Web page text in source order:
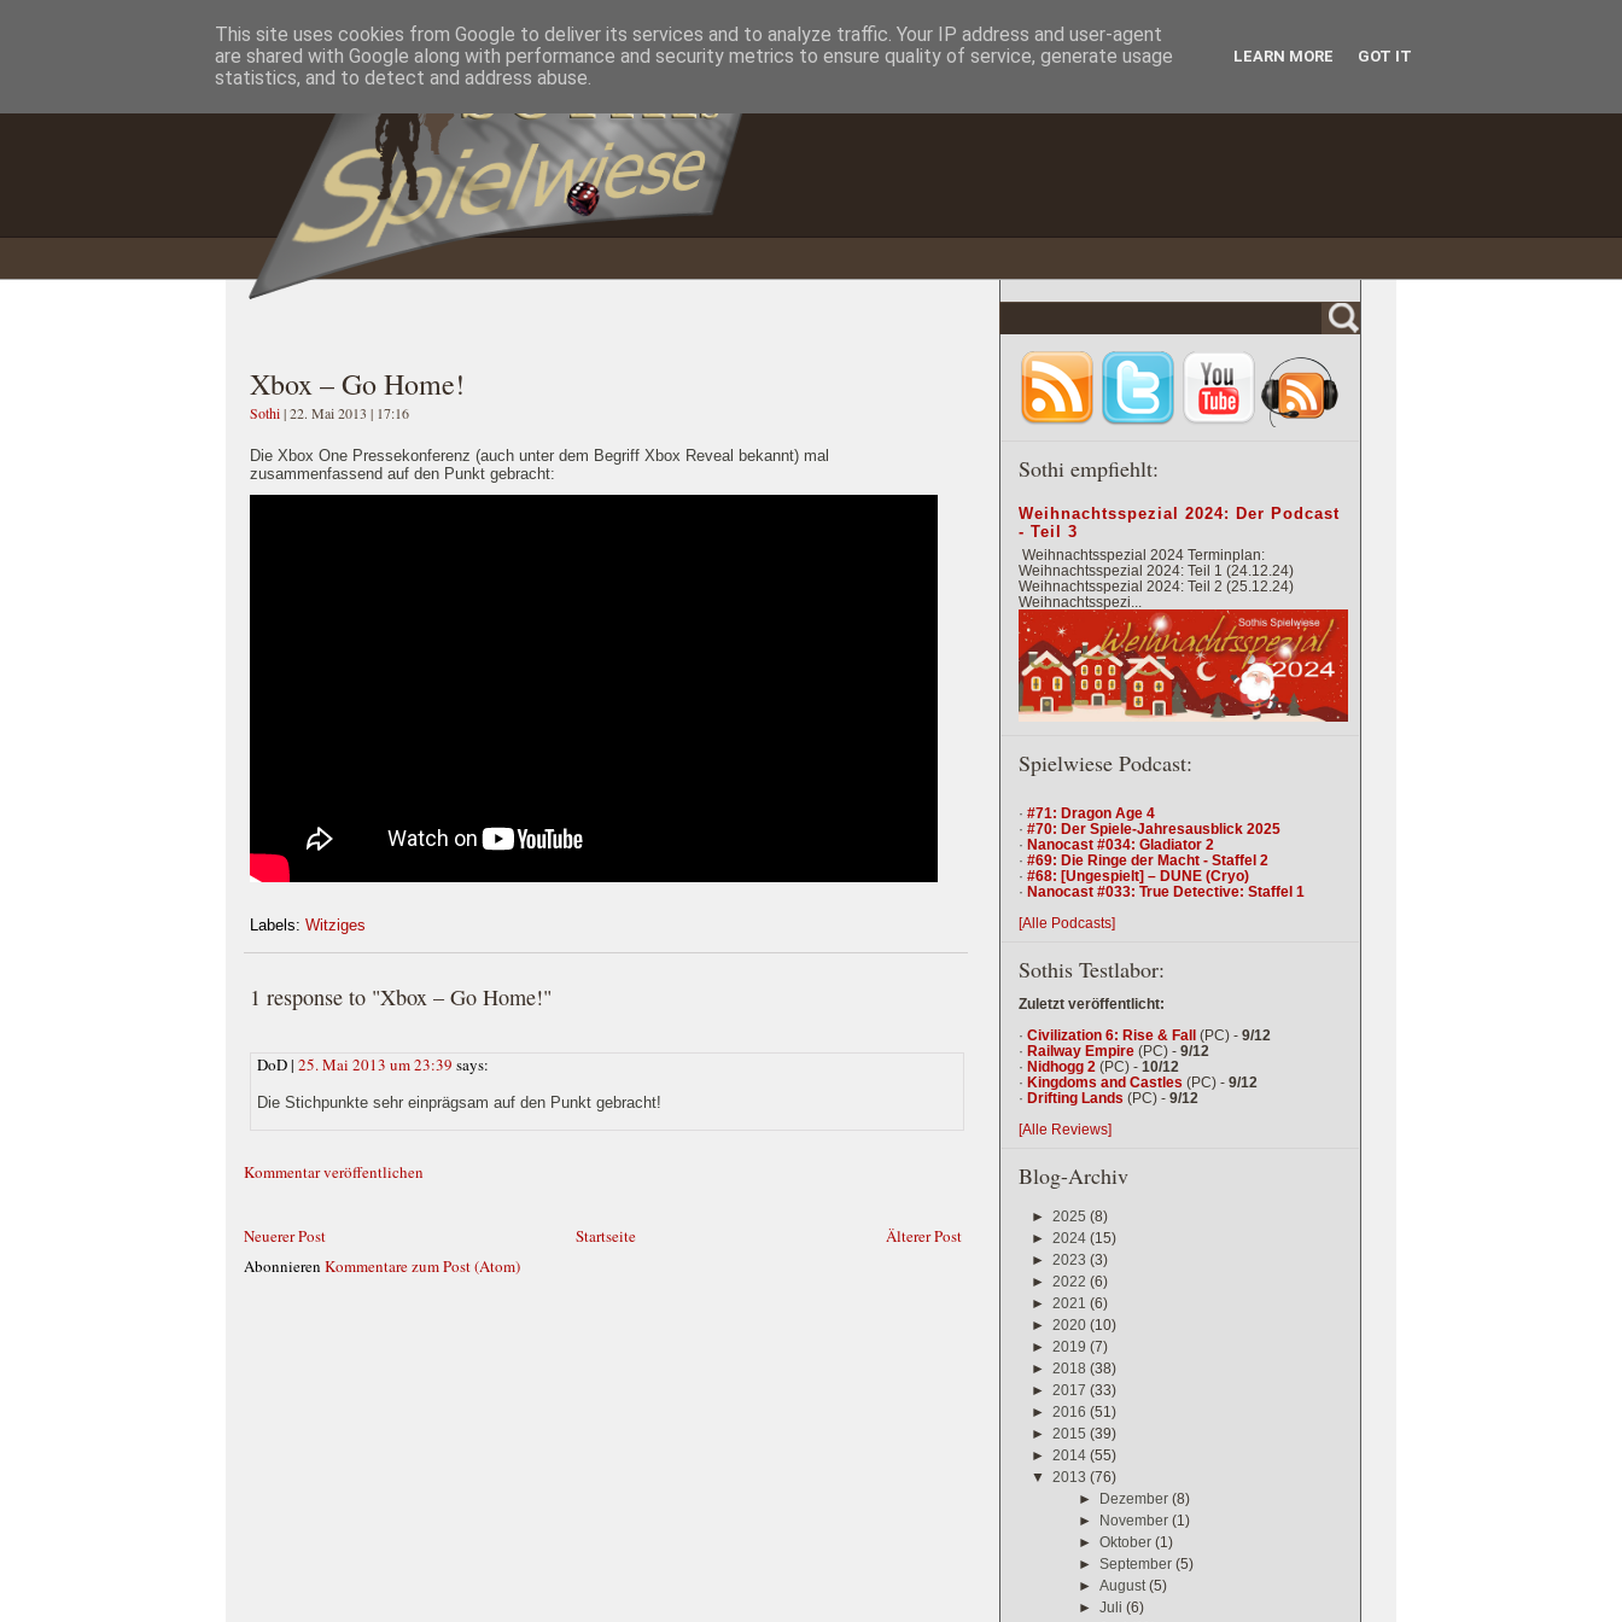
Home Impressum Datenschutzererklärung
Xbox – Go Home!
Sothi| 22. Mai 2013 | 17:16
Die Xbox One Pressekonferenz (auch unter dem Begriff Xbox Reveal bekannt) mal
zusammenfassend auf den Punkt gebracht:
Labels: Witziges
1 response to "Xbox – Go Home!"
DoD | 25. Mai 2013 um 23:39 says:
Die Stichpunkte sehr einprägsam auf den Punkt gebracht!
Kommentar veröffentlichen
Neuerer Post Älterer Post
Startseite
Abonnieren Kommentare zum Post (Atom)
Sothi empfiehlt:
Weihnachtsspezial 2024: Der Podcast
- Teil 3
Weihnachtsspezial 2024 Terminplan:
Weihnachtsspezial 2024: Teil 1 (24.12.24)
Weihnachtsspezial 2024: Teil 2 (25.12.24)
Weihnachtsspezi...
Spielwiese Podcast:
· #71: Dragon Age 4
· #70: Der Spiele-Jahresausblick 2025
· Nanocast #034: Gladiator 2
· #69: Die Ringe der Macht - Staffel 2
· #68: [Ungespielt] – DUNE (Cryo)
· Nanocast #033: True Detective: Staffel 1
[Alle Podcasts]
Sothis Testlabor:
Zuletzt veröffentlicht:
· Civilization 6: Rise & Fall (PC) - 9/12
· Railway Empire (PC) - 9/12
· Nidhogg 2 (PC) - 10/12
· Kingdoms and Castles (PC) - 9/12
· Drifting Lands (PC) - 9/12
[Alle Reviews]
Blog-Archiv
► 2025 (8)
► 2024 (15)
► 2023 (3)
► 2022 (6)
► 2021 (6)
► 2020 (10)
► 2019 (7)
► 2018 (38)
► 2017 (33)
► 2016 (51)
► 2015 (39)
► 2014 (55)
▼ 2013 (76)
► Dezember(8)
► November(1)
►Oktober(1)
► September(5)
► August(5)
►
Juli(6)
This site uses cookies from Google to deliver its services and to analyze traffic. Your IP address and user-agent
are shared with Google along with performance and security metrics to ensure quality of service, generate usage
statistics, and to detect and address abuse.
LEARN MORE GOT IT